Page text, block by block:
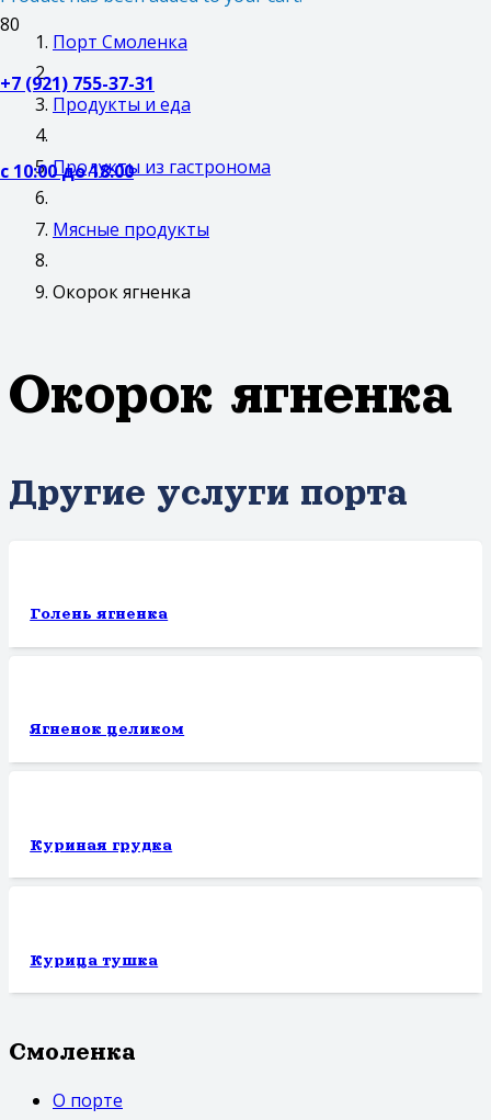
+7 (921) 755-37-31
с 10:00 до 18:00
Порт Смоленка
Продукты и еда
Продукты из гастронома
Мясные продукты
Окорок ягненка
Окорок ягненка
Другие услуги порта
Голень ягненка
Ягненок целиком
Куриная грудка
Курица тушка
Смоленка
О порте